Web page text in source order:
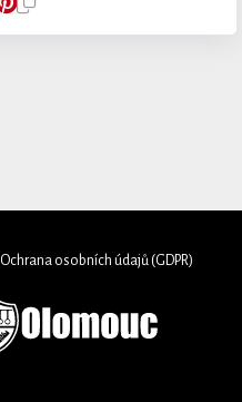
Ochrana osobních údajů (GDPR)